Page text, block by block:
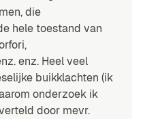
die
hele toestand van
enz. Heel veel
buikklachten (ik
onderzoek ik
door mevr.